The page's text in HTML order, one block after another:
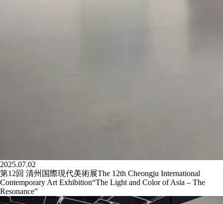
2025.07.02
第12回 清州国際現代美術展The 12th Cheongju International
Contemporary Art Exhibition“The Light and Color of Asia – The
Resonance”